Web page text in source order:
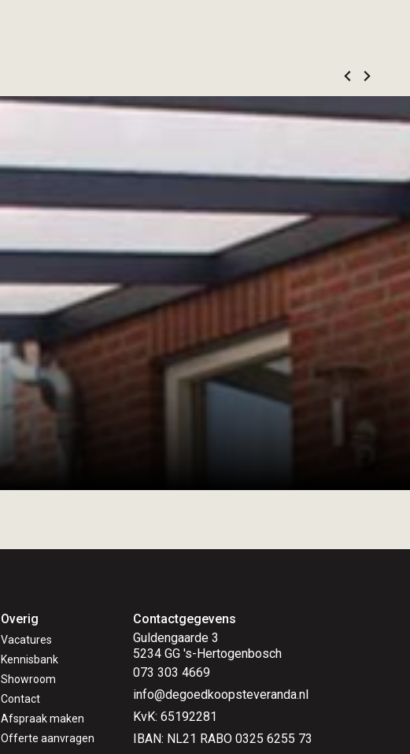
Overig
Vacatures
Kennisbank
Showroom
Contact
Afspraak maken
Offerte aanvragen
Contactgegevens
Guldengaarde 3
5234 GG 's-Hertogenbosch
073 303 4669
info@degoedkoopsteveranda.nl
KvK: 65192281
IBAN: NL21 RABO 0325 6255 73